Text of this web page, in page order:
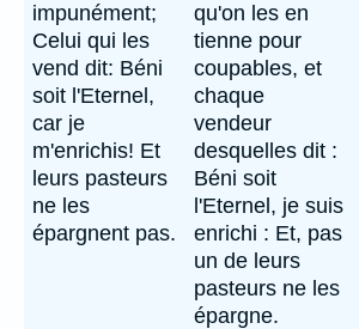
impunément;
Celui qui les
vend dit: Béni
soit l'Eternel,
car je
m'enrichis! Et
leurs pasteurs
ne les
épargnent pas.
qu'on les en
tienne pour
coupables, et
chaque
vendeur
desquelles dit :
Béni soit
l'Eternel, je suis
enrichi : Et, pas
un de leurs
pasteurs ne les
épargne.